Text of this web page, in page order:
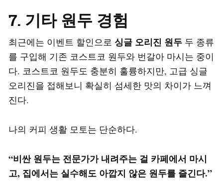
7. 기타 원두 경험
최근에는 이벤트 할인으로 싱글 오리진 원두 두 종류
를 구입해 기존 코스트코 원두와 번갈아 마시는 중이
다. 코스트코 원두도 충분히 훌륭하지만, 고급 싱글
오리진을 접해보니 확실히 섬세한 맛의 차이가 느껴
진다.
나의 커피 생활 모토는 단순하다.
“비싼 원두는 전문가가 내려주는 걸 카페에서 마시
고, 집에서는 실수해도 아깝지 않은 원두를 즐긴다.”